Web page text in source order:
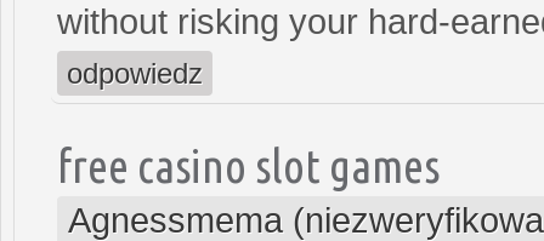
without risking your hard-
odpowiedz
free casino slot games
Agnessmema